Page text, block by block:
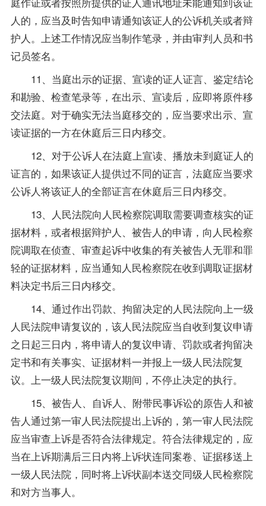
人的，应当及时告知申请通知该证人的公诉机关或者辩
护人。上述工作情况应当制作笔录，并由审判人员和书
记员签名。
11、当庭出示的证据、宣读的证人证言、鉴定结论
和勘验、检查笔录等，在出示、宣读后，应即将原件移
交法庭。对于确实无法当庭移交的，应当要求出示、宣
读证据的一方在休庭后三日内移交。
12、对于公诉人在法庭上宣读、播放未到庭证人的
证言的，如果该证人提供过不同的证言，法庭应当要求
公诉人将该证人的全部证言在休庭后三日内移交。
13、人民法院向人民检察院调取需要调查核实的证
据材料，或者根据辩护人、被告人的申请，向人民检察
院调取在侦查、审查起诉中收集的有关被告人无罪和罪
轻的证据材料，应当通知人民检察院在收到调取证据材
料决定书后三日内移交。
14、通过作出罚款、拘留决定的人民法院向上一级
人民法院申请复议的，该人民法院应当自收到复议申请
之日起三日内，将申请人的复议申请、罚款或者拘留决
定书和有关事实、证据材料一并报上一级人民法院复
议。上一级人民法院复议期间，不停止决定的执行。
15、被告人、自诉人、附带民事诉讼的原告人和被
告人通过第一审人民法院提出上诉的，第一审人民法院
应当审查上诉是否符合法律规定。符合法律规定的，应
当在上诉期满后三日内将上诉状连同案卷、证据移送上
一级人民法院，同时将上诉状副本送交同级人民检察院
和对方当事人。